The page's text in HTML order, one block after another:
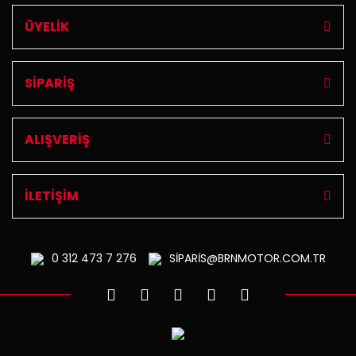
ÜYELİK
SİPARİŞ
ALIŞVERİŞ
İLETİŞİM
0 312473 7 276 SİPARİS@BRNMOTOR.COM.TR